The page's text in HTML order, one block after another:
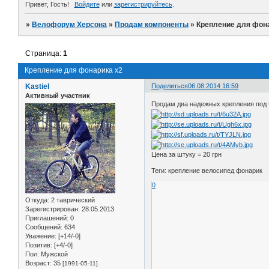
Привет, Гость! Войдитеили зарегистрируйтесь.
» Велофорум Херсона » Продам компоненты » Крепление для
Крепление для фонарика х2
Страница:1
Поделиться06.08.2014 16:59
Kastiel
Активный участник
Откуда: 2 таврический
Зарегистрирован: 28.05.2013
Приглашений: 0
Сообщений: 634
Уважение: [+14/-0]
Позитив: [+4/-0]
Пол: Мужской
Возраст: 35 [1991-05-11]
Продам два надежных крепления под
Цена за штуку = 20 грн
Теги: крепление велосипед фонарик
0